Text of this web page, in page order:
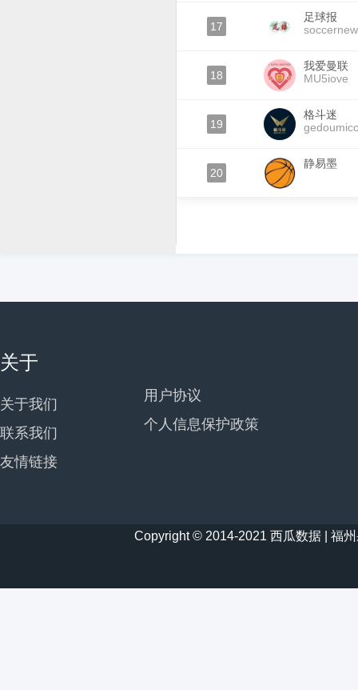
17
足球报
18
我爱曼联
MU5iove
19
格斗迷
20
静易墨
关于
关于我们
联系我们
友情链接
用户协议
个人信息保护政策
Copyright © 2014-2021 西瓜数据 | 福